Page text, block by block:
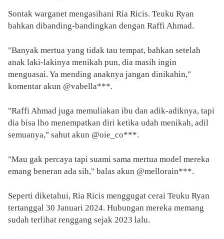
Sontak warganet mengasihani Ria Ricis. Teuku Ryan
bahkan dibanding-bandingkan dengan Raffi Ahmad.
"Banyak mertua yang tidak tau tempat, bahkan setelah
anak laki-lakinya menikah pun, dia masih ingin
menguasai. Ya mending anaknya jangan dinikahin,"
komentar akun @vabella***.
"Raffi Ahmad juga memuliakan ibu dan adik-adiknya, tapi
dia bisa lho menempatkan diri ketika udah menikah, adil
semuanya," sahut akun @oie_co***.
"Mau gak percaya tapi suami sama mertua model mereka
emang beneran ada sih," balas akun @mellorain***.
Seperti diketahui, Ria Ricis menggugat cerai Teuku Ryan
tertanggal 30 Januari 2024. Hubungan mereka memang
sudah terlihat renggang sejak 2023 lalu.